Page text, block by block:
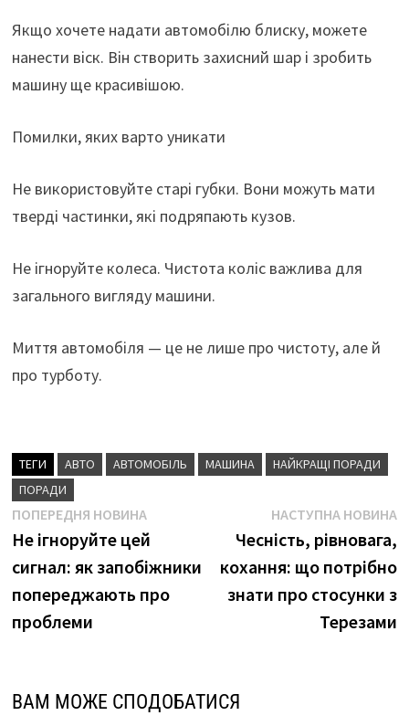
Якщо хочете надати автомобілю блиску, можете
нанести віск. Він створить захисний шар і зробить
машину ще красивішою.
Помилки, яких варто уникати
Не використовуйте старі губки. Вони можуть мати
тверді частинки, які подряпають кузов.
Не ігноруйте колеса. Чистота коліс важлива для
загального вигляду машини.
Миття автомобіля — це не лише про чистоту, але й
про турботу.
ТЕГИ АВТО АВТОМОБІЛЬ МАШИНА
НАЙКРАЩІ ПОРАДИ
ПОРАДИ
Навігація
записів
ПОПЕРЕДНЯ НОВИНАПопередня
новина
Не ігноруйте цей
сигнал: як запобіжники
попереджають про
проблеми
НАСТУПНА НОВИНА
Чесність, рівновага,
кохання: що потрібно
знати про стосунки з
Терезами
ВАМ МОЖЕ СПОДОБАТИСЯ